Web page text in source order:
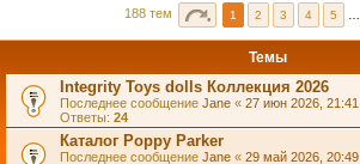
188 тем 1 2 3 4 5
Темы
Integrity Toys dolls Коллекция 2026
Последнее сообщение Jane « 27 июн 2026, 21:41
Ответы: 24
Каталог Poppy Parker
Последнее сообщение Jane « 29 май 2026, 20:49